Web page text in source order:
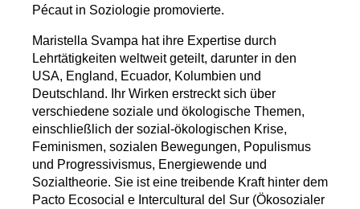
Pécaut in Soziologie promovierte.
Maristella Svampa hat ihre Expertise durch
Lehrtätigkeiten weltweit geteilt, darunter in den
USA, England, Ecuador, Kolumbien und
Deutschland. Ihr Wirken erstreckt sich über
verschiedene soziale und ökologische Themen,
einschließlich der sozial-ökologischen Krise,
Feminismen, sozialen Bewegungen, Populismus
und Progressivismus, Energiewende und
Sozialtheorie. Sie ist eine treibende Kraft hinter dem
Pacto Ecosocial e Intercultural del Sur (Ökosozialer